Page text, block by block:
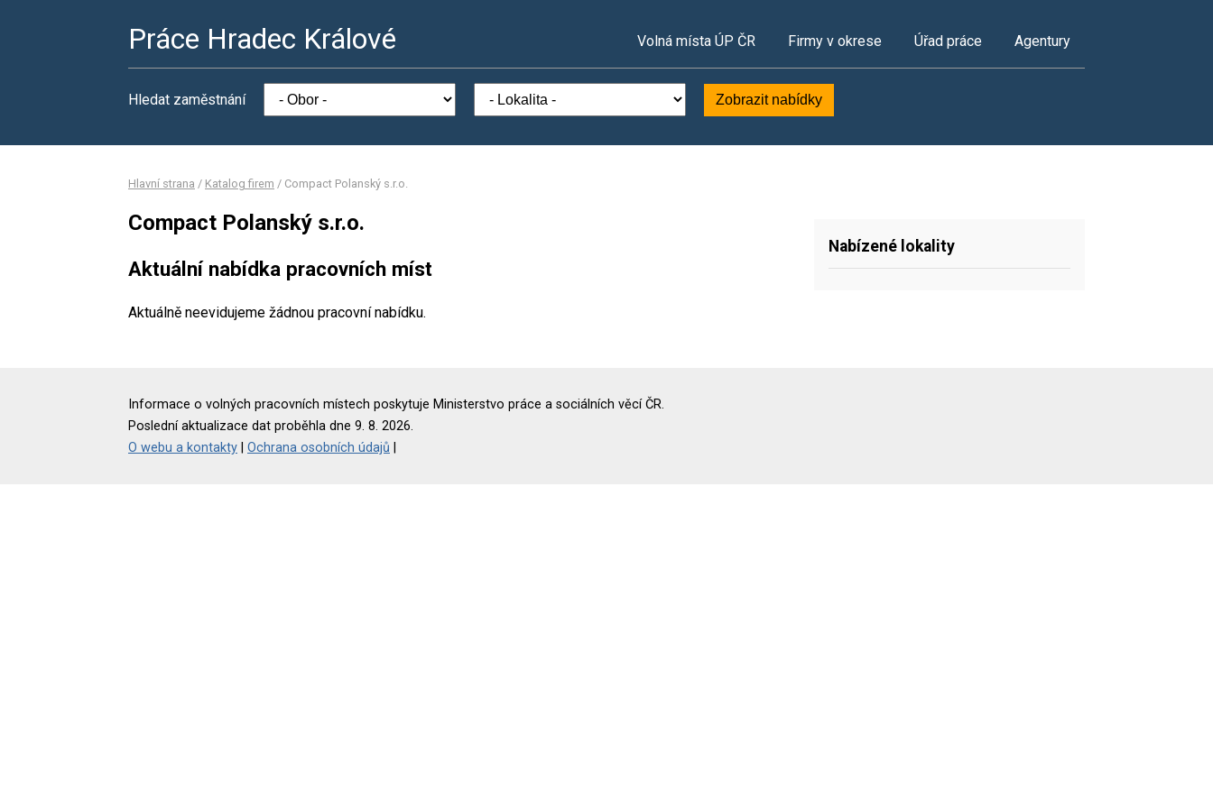
Práce Hradec Králové Volná místa ÚP ČR Firmy v okrese Úřad práce Agentury
Hledat zaměstnání Zobrazit nabídky
Hlavní strana / Katalog firem / Compact Polanský s.r.o.
Compact Polanský s.r.o.
Aktuální nabídka pracovních míst
Aktuálně neevidujeme žádnou pracovní nabídku.
Nabízené lokality
Informace o volných pracovních místech poskytuje Ministerstvo práce a sociálních věcí ČR.
Poslední aktualizace dat proběhla dne 9. 8. 2026.
O webu a kontakty
Ochrana osobních údajů